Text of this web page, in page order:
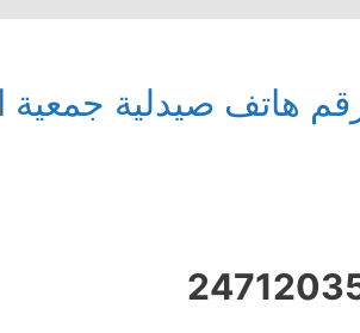
هاتف صيدلية جمعية